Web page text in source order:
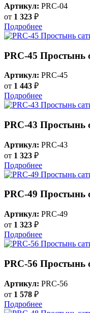
Артикул: PRC-04
от 1 323 ₽
Подробнее
PRC-45 Простынь
Артикул: PRC-45
от 1 443 ₽
Подробнее
PRC-43 Простынь
Артикул: PRC-43
от 1 323 ₽
Подробнее
PRC-49 Простынь
Артикул: PRC-49
от 1 323 ₽
Подробнее
PRC-56 Простынь
Артикул: PRC-56
от 1 578 ₽
Подробнее